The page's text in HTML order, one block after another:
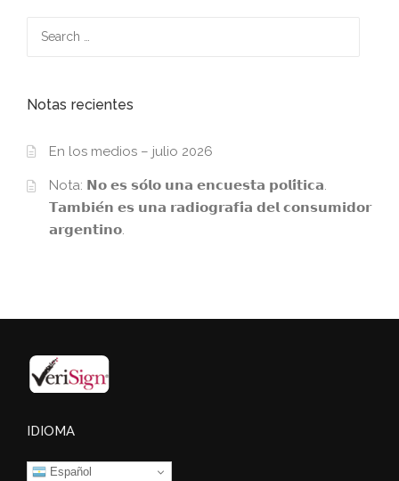
Notas recientes
En los medios – julio 2026
Nota: 𝗡𝗼 𝗲𝘀 𝘀𝗼́𝗹𝗼 𝘂𝗻𝗮 𝗲𝗻𝗰𝘂𝗲𝘀𝘁𝗮 𝗽𝗼𝗹𝗶́𝘁𝗶𝗰𝗮.
𝗧𝗮𝗺𝗯𝗶𝗲́𝗻 𝗲𝘀 𝘂𝗻𝗮 𝗿𝗮𝗱𝗶𝗼𝗴𝗿𝗮𝗳𝗶́𝗮 𝗱𝗲𝗹 𝗰𝗼𝗻𝘀𝘂𝗺𝗶𝗱𝗼𝗿
𝗮𝗿𝗴𝗲𝗻𝘁𝗶𝗻𝗼.
IDIOMA
Español